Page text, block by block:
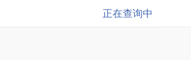
正在查询中